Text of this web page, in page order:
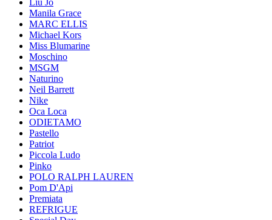
Liu Jo
Manila Grace
MARC ELLIS
Michael Kors
Miss Blumarine
Moschino
MSGM
Naturino
Neil Barrett
Nike
Oca Loca
ODIETAMO
Pastello
Patriot
Piccola Ludo
Pinko
POLO RALPH LAUREN
Pom D'Api
Premiata
REFRIGUE